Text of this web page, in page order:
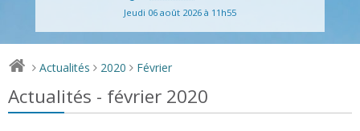
Jeudi 06 août 2026 à 11h55
> Actualités > 2020 > Février
Actualités - février 2020